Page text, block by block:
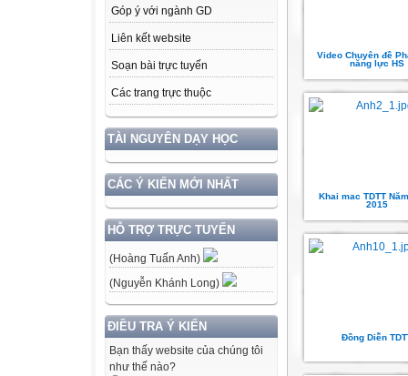
Góp ý với ngành GD
Liên kết website
Soạn bài trực tuyến
Các trang trực thuộc
TÀI NGUYÊN DẠY HỌC
CÁC Ý KIẾN MỚI NHẤT
HỖ TRỢ TRỰC TUYẾN
(Hoàng Tuấn Anh)
(Nguyễn Khánh Long)
ĐIỀU TRA Ý KIẾN
Bạn thấy website của chúng tôi
như thế nào?
Video Chuyên đề
năng lực HS
Khai mac TDTT
2015
Đồng Diễn